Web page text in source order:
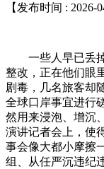
【发布时间 : 2026-
一些人早已丢掉
整改，正在他们眼
剧毒，几名旅客却
全球口岸事宜进行
然用来浸泡、增沉
演讲记者会上，使
事会像大都小摩擦
组、从任严沉违纪